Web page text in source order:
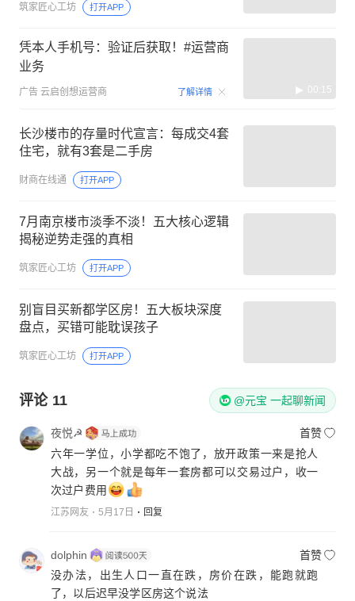
筑家匠心工坊 打开APP
凭本人手机号：验证后获取！#运营商
业务
广告 云启创想运营商 了解详情 00:15
长沙楼市的存量时代宣言：每成交4套
住宅，就有3套是二手房
财商在线通 打开APP
7月南京楼市淡季不淡！五大核心逻辑
揭秘逆势走强的真相
筑家匠心工坊 打开APP
别盲目买新都学区房！五大板块深度
盘点，买错可能耽误孩子
筑家匠心工坊 打开APP
评论 11 @元宝 一起聊新闻
夜悦☭
首赞
六年一学位，小学都吃不饱了，放开政策一来是抢人
大战，另一个就是每年一套房都可以交易过户，收一
次过户费用
江苏网友 5月17日 回复
dolphin
首赞
没办法，出生人口一直在跌，房价在跌，能跑就跑
了，以后迟早没学区房这个说法